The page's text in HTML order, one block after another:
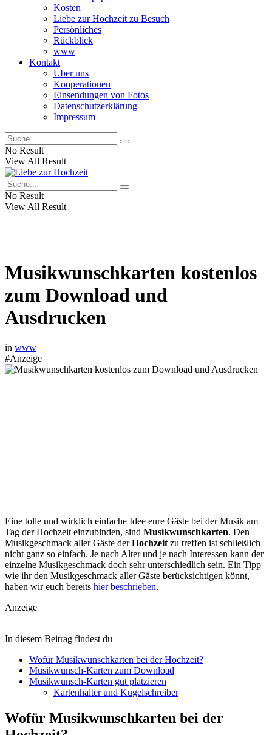
Kosten
Liebe zur Hochzeit zu Besuch
Persönliches
Rückblick
www
Kontakt
Über uns
Kooperationen
Einsendungen von Fotos
Datenschutzerklärung
Impressum
No Result
View All Result
No Result
View All Result
Musikwunschkarten kostenlos
zum Download und
Ausdrucken
in www
#Anzeige
Eine tolle und wirklich einfache Idee eure Gäste bei der Musik am
Tag der Hochzeit einzubinden, sind Musikwunschkarten. Den
Musikgeschmack aller Gäste derHochzeit zu treffen ist schließlich
nicht ganz so einfach. Je nach Alter und je nach Interessen kann der
einzelne Musikgeschmack doch sehr unterschiedlich sein. Ein Tipp
wie ihr den Musikgeschmack aller Gäste berücksichtigen könnt,
haben wir euch bereits hier beschrieben.
Anzeige
In diesem Beitrag findest du
Wofür Musikwunschkarten bei der Hochzeit?
Musikwunsch-Karten zum Download
Musikwunsch-Karten gut platzieren
Kartenhalter und Kugelschreiber
Wofür Musikwunschkarten bei der